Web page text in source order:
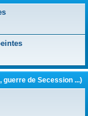
de Secession ...)